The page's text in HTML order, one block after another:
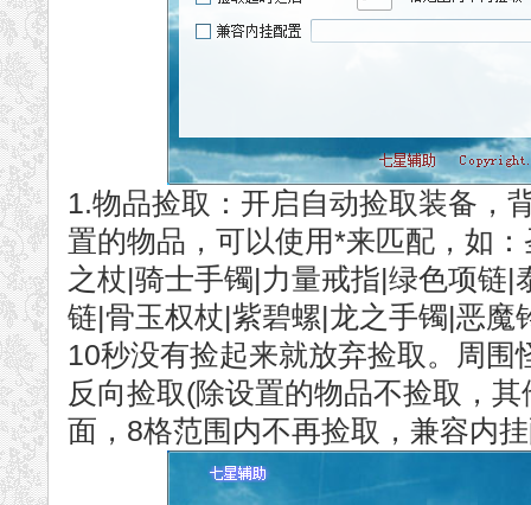
1.物品捡取：开启自动捡取装备，
置的物品，可以使用*来匹配，如
之杖|骑士手镯|力量戒指|绿色项链|
链|骨玉权杖|紫碧螺|龙之手镯|恶魔
10秒没有捡起来就放弃捡取。周围
反向捡取(除设置的物品不捡取，
面，8格范围内不再捡取，兼容内